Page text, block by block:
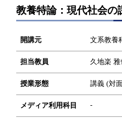
教養特論：現代社会の
開講元 文系教養
担当教員 久地楽 雅
授業形態 講義 (対
メディア利用科目 -